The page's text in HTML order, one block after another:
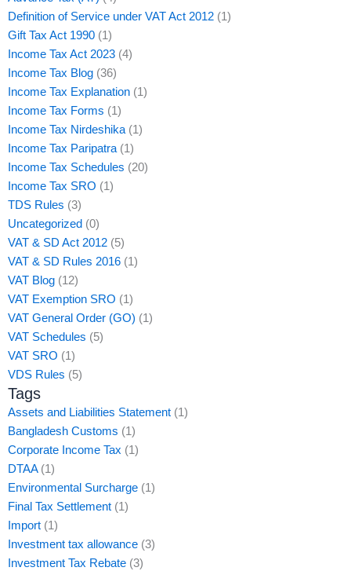
Definition of Service under VAT Act 2012 (1)
Gift Tax Act 1990 (1)
Income Tax Act 2023 (4)
Income Tax Blog (36)
Income Tax Explanation (1)
Income Tax Forms (1)
Income Tax Nirdeshika(1)
Income Tax Paripatra(1)
Income Tax Schedules (20)
Income Tax SRO (1)
TDS Rules (3)
Uncategorized (0)
VAT & SD Act 2012 (5)
VAT & SD Rules 2016 (1)
VAT Blog (12)
VAT Exemption SRO (1)
VAT General Order (GO) (1)
VAT Schedules (5)
VAT SRO (1)
VDS Rules (5)
Tags
Assets and Liabilities Statement (1)
Bangladesh Customs (1)
Corporate Income Tax (1)
DTAA(1)
Environmental Surcharge (1)
Final Tax Settlement (1)
Import (1)
Investment tax allowance (3)
Investment Tax Rebate (3)